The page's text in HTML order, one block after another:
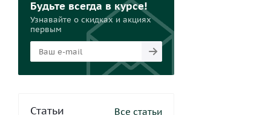
Будьте всегда в курсе!
Узнавайте о скидках и акциях
первым
Статьи Все статьи